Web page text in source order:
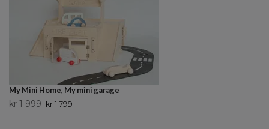
My Mini Home, My mini garage
kr 1 999 kr 1 799